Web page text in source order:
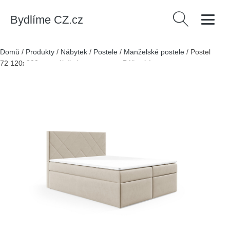
Bydlíme CZ.cz Vyhledávání
Domů / Produkty / Nábytek / Postele / Manželské postele / Postel
72 120x200 cm s úložným prostorem Béžová I